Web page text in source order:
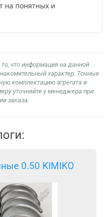
на понятных и
что информация на данной
характер. Точные
комплектацию агрегата и
уточняйте у менеджера при
заказа.
0.50 KIMIKO